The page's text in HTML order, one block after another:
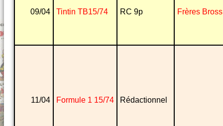
09/04 Tintin TB15/74 RC 9p Frères Bross
11/04 Formule 1 15/74 Rédactionnel